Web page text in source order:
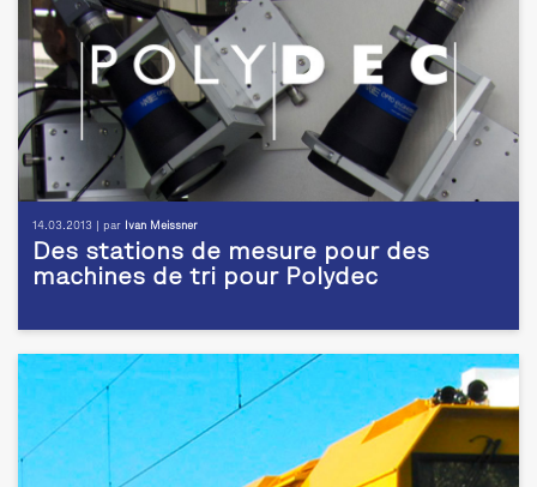
14.03.2013 | par Ivan Meissner
Des stations de mesure pour des
machines de tri pour Polydec